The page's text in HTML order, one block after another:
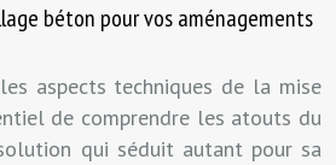
béton pour vos aménagements
aspects techniques de la mise
de comprendre les atouts du
qui séduit autant pour sa